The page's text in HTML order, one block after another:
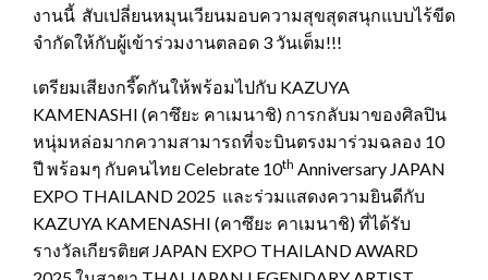
งานนี้ สับเปลี่ยนหมุนเวียนมอบความสุขสุดสนุกแบบไร้ขีด
จำกัดให้กับผู้เข้าร่วมงานตลอด 3 วันเต็ม!!!
เตรียมเสียงกรี๊ดกันให้พร้อมไปกับ KAZUYA
KAMENASHI (คาซึยะ คาเมนาชิ) การกลับมาของศิลปิน
หนุ่มหล่อมากความสามารถที่จะบินตรงมาร่วมฉลอง 10
ปี พร้อมๆ กับคนไทย Celebrate 10th Anniversary JAPAN
EXPO THAILAND 2025 และร่วมแสดงความยินดีกับ
KAZUYA KAMENASHI (คาซึยะ คาเมนาชิ) ที่ได้รับ
รางวัลเกียรติยศ JAPAN EXPO THAILAND AWARD